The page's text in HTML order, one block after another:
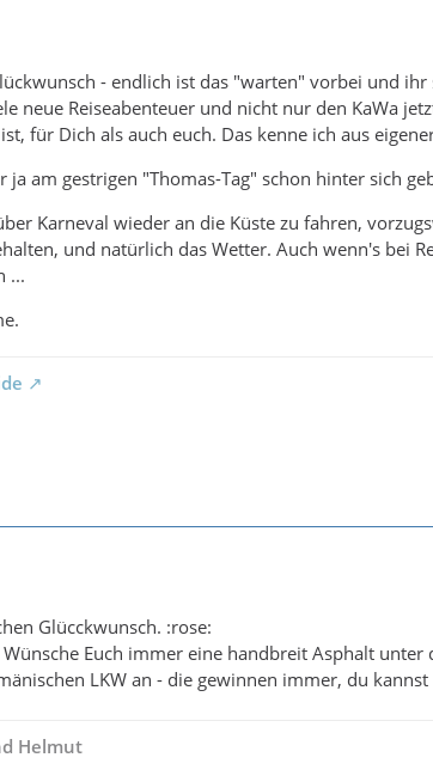
- endlich ist das "warten" vorbei und
neue Reiseabenteuer und nicht nur den KaWa
für Dich als auch euch. Das kenne ich aus
am gestrigen "Thomas-Tag" schon hinter sich
Karneval wieder an die Küste zu fahren,
und natürlich das Wetter. Auch wenn's bei
...
Glücckwunsch. :rose:
Euch immer eine handbreit Asphalt unter
LKW an - die gewinnen immer, du
Helmut